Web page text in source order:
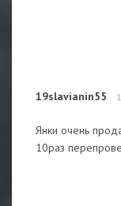
19slavianin55
Янки очень
10раз